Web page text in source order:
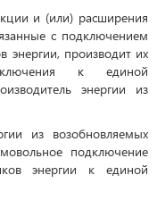
и (или) расширения
с подключением
энергии, производит их
к единой
энергии из
из возобновляемых
подключение
энергии к единой